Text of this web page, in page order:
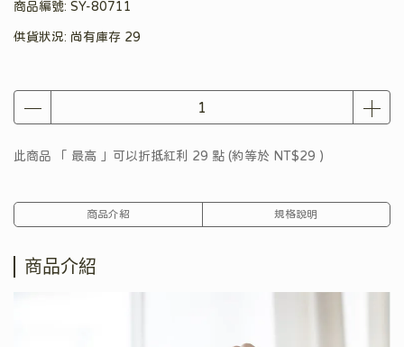
商品編號: SY-80711
供貨狀況: 尚有庫存 29
此商品 「 最高 」可以折抵紅利 29 點 (約等於 NT$29 )
商品介紹 規格說明
商品介紹